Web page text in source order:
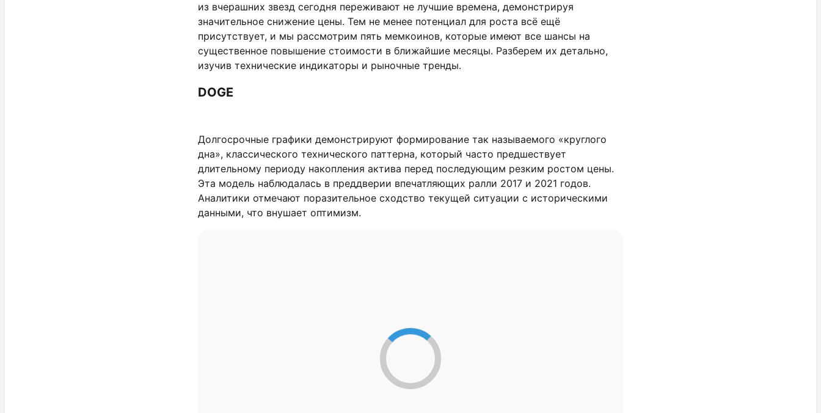
из вчерашних звезд сегодня переживают не лучшие времена, демонстрируя
значительное снижение цены. Тем не менее потенциал для роста всё ещё
присутствует, и мы рассмотрим пять мемкоинов, которые имеют все шансы на
существенное повышение стоимости в ближайшие месяцы. Разберем их детально,
изучив технические индикаторы и рыночные тренды.
DOGE
Долгосрочные графики демонстрируют формирование так называемого «круглого
дна», классического технического паттерна, который часто предшествует
длительному периоду накопления актива перед последующим резким ростом цены.
Эта модель наблюдалась в преддверии впечатляющих ралли 2017 и 2021 годов.
Аналитики отмечают поразительное сходство текущей ситуации с историческими
данными, что внушает оптимизм.